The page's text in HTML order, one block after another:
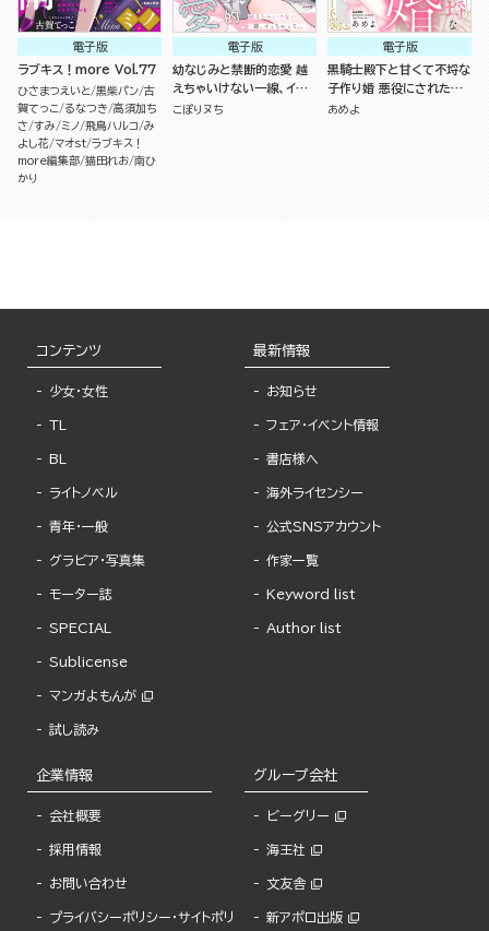
電子版
ラブキス！more Vol.77
ひさまつえいと 黒柴パン 古
賀てっこ
るなつき 高須加ち
さ すみ ミノ 飛鳥ハルコ み
よし花 マオst ラブキス！
more編集部 猫田れお 南ひ
かり
電子版
幼なじみと禁断的恋愛 越
えちゃいけない一線、イっ
ちゃって… （2）
こぽりヌち
電子版
黒騎士殿下と甘くて不埒な
子作り婚 悪役にされた令
嬢はイかされ啼かされ暴か
あめよ
コンテンツ
少女・女性
TL
BL
ライトノベル
青年・一般
グラビア・写真集
モーター誌
SPECIAL
Sublicense
マンガよもんが
試し読み
最新情報
お知らせ
フェア・イベント情報
書店様へ
海外ライセンシー
公式SNSアカウント
作家一覧
Keyword list
Author list
企業情報
会社概要
採用情報
お問い合わせ
プライバシーポリシー・サイトポリ
グループ会社
ビーグリー
海王社
文友舎
新アポロ出版